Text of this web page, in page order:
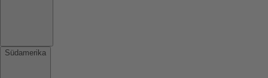
Südamerika